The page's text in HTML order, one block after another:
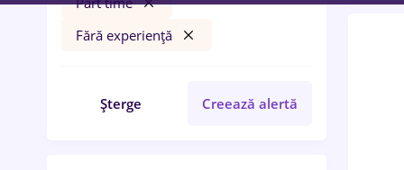
Fără experiență
Șterge Creează alertă